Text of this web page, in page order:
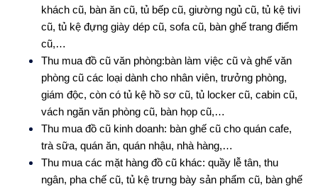
khách cũ, bàn ăn cũ, tủ bếp cũ, giường ngủ cũ, tủ kệ tivi
cũ, tủ kệ đựng giày dép cũ, sofa cũ, bàn ghế trang điểm
cũ,…
Thu mua đồ cũ văn phòng:bàn làm việc cũ và ghế văn
phòng cũ các loại dành cho nhân viên, trưởng phòng,
giám độc, còn có tủ kệ hồ sơ cũ, tủ locker cũ, cabin cũ,
vách ngăn văn phòng cũ, bàn họp cũ,…
Thu mua đồ cũ kinh doanh: bàn ghế cũ cho quán cafe,
trà sữa, quán ăn, quán nhậu, nhà hàng,…
Thu mua các mặt hàng đồ cũ khác: quầy lễ tân, thu
ngân, pha chế cũ, tủ kệ trưng bày sản phẩm cũ, bàn ghế